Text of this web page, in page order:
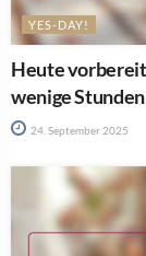
YES-DAY!
Heute
wenige
24. September 2025